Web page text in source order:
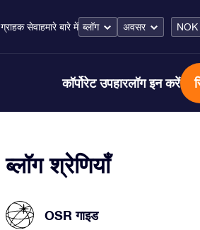
ग्राहक सेवाहमारे बारे में ब्लॉग अवसर NOK
कॉर्पोरेट उपहारलॉग इन करें
ब्लॉग श्रेणियाँ
OSR गाइड